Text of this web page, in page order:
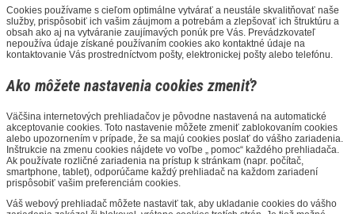
Cookies používame s cieľom optimálne vytvárať a neustále skvalitňovať naše
služby, prispôsobiť ich vašim záujmom a potrebám a zlepšovať ich štruktúru a
obsah ako aj na vytváranie zaujímavých ponúk pre Vás. Prevádzkovateľ
nepoužíva údaje získané používaním cookies ako kontaktné údaje na
kontaktovanie Vás prostredníctvom pošty, elektronickej pošty alebo telefónu.
Ako môžete nastavenia cookies zmeniť?
Väčšina internetových prehliadačov je pôvodne nastavená na automatické
akceptovanie cookies. Toto nastavenie môžete zmeniť zablokovaním cookies
alebo upozornením v prípade, že sa majú cookies poslať do vášho zariadenia.
Inštrukcie na zmenu cookies nájdete vo voľbe „ pomoc“ každého prehliadača.
Ak používate rozličné zariadenia na prístup k stránkam (napr. počítač,
smartphone, tablet), odporúčame každý prehliadač na každom zariadení
prispôsobiť vašim preferenciám cookies.
Váš webový prehliadač môžete nastaviť tak, aby ukladanie cookies do vášho